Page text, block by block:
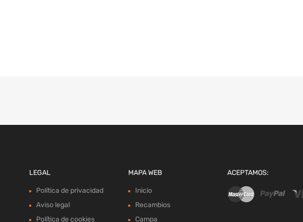
LEGAL
Política de privacidad
Aviso legal
Política de cookies
MAPA WEB
Inicio
Recambios
Campa
ACEPTAMOS: